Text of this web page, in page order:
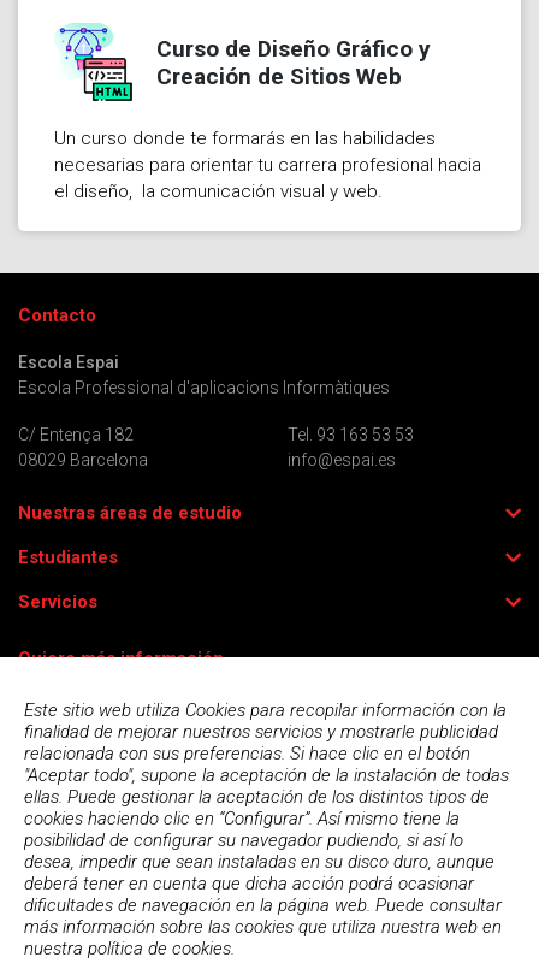
Este sitio web utiliza Cookies para recopilar información con la
finalidad de mejorar nuestros servicios y mostrarle publicidad
relacionada con sus preferencias. Si hace clic en el botón
"Aceptar todo", supone la aceptación de la instalación de todas
ellas. Puede gestionar la aceptación de los distintos tipos de
cookies haciendo clic en “Configurar”. Así mismo tiene la
posibilidad de configurar su navegador pudiendo, si así lo
desea, impedir que sean instaladas en su disco duro, aunque
deberá tener en cuenta que dicha acción podrá ocasionar
dificultades de navegación en la página web. Puede consultar
más información sobre las cookies que utiliza nuestra web en
nuestra política de cookies.
Curso de Diseño Gráfico y
Creación de Sitios Web
Un curso donde te formarás en las habilidades
necesarias para orientar tu carrera profesional hacia
el diseño, la comunicación visual y web.
Contacto
Escola Espai
Escola Professional d'aplicacions Informàtiques
C/ Entença 182
08029 Barcelona
Tel. 93 163 53 53
info@espai.es
Nuestras áreas de estudio
Estudiantes
Servicios
Quiero más información
Acepto lapolítica de privacidad